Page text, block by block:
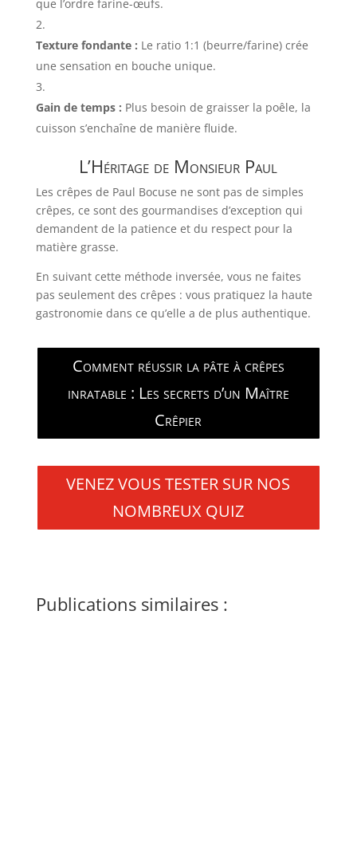
que l’ordre farine-œufs.
Texture fondante : Le ratio 1:1 (beurre/farine) crée
une sensation en bouche unique.
Gain de temps : Plus besoin de graisser la poêle, la
cuisson s’enchaîne de manière fluide.
L’Héritage de Monsieur Paul
Les crêpes de Paul Bocuse ne sont pas de simples
crêpes, ce sont des gourmandises d’exception qui
demandent de la patience et du respect pour la
matière grasse.
En suivant cette méthode inversée, vous ne faites
pas seulement des crêpes : vous pratiquez la haute
gastronomie dans ce qu’elle a de plus authentique.
Comment réussir la pâte à crêpes
inratable : Les secrets d’un Maître
Crêpier
VENEZ VOUS TESTER SUR NOS
NOMBREUX QUIZ
Publications similaires :